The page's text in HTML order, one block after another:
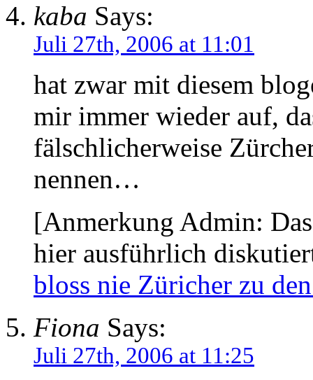
kaba Says:
Juli 27th, 2006 at 11:01
hat zwar mit diesem
mir immer wieder auf,
fälschlicherweise
nennen…
[Anmerkung Admin:
hier ausführlich
bloss nie Züricher zu
Fiona Says:
Juli 27th, 2006 at 11:25